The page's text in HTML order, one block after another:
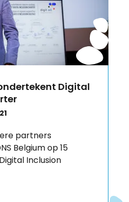
Digital
partners
Belgium op 15
Inclusion